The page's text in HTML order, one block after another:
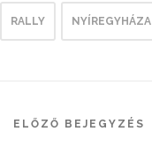
RALLY NYÍREGYHÁZA
ELŐZŐ BEJEGYZÉS